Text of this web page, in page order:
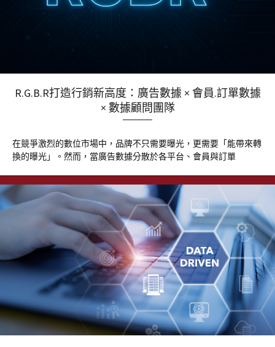
R.G.B.R打造行銷新高度：廣告數據 × 會員.訂單數據
× 數據顧問團隊
在競爭激烈的數位市場中，品牌不只需要曝光，更需要「能帶來轉
換的曝光」。然而，當廣告數據分散於各平台、會員與訂單